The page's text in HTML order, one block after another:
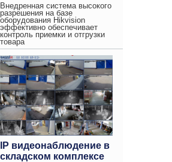
Внедренная система высокого
разрешения на базе
оборудования Hikvision
эффективно обеспечивает
контроль приемки и отгрузки
товара
IP видеонаблюдение в
складском комплексе